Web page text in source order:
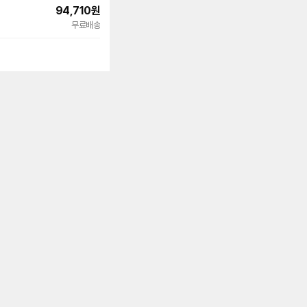
94,710원
무료배송